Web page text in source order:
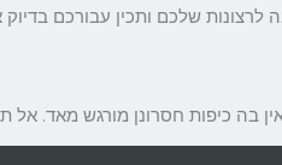
שלכם ותכין עבורכם
בה כיפות חסרונן מורגש מאד.